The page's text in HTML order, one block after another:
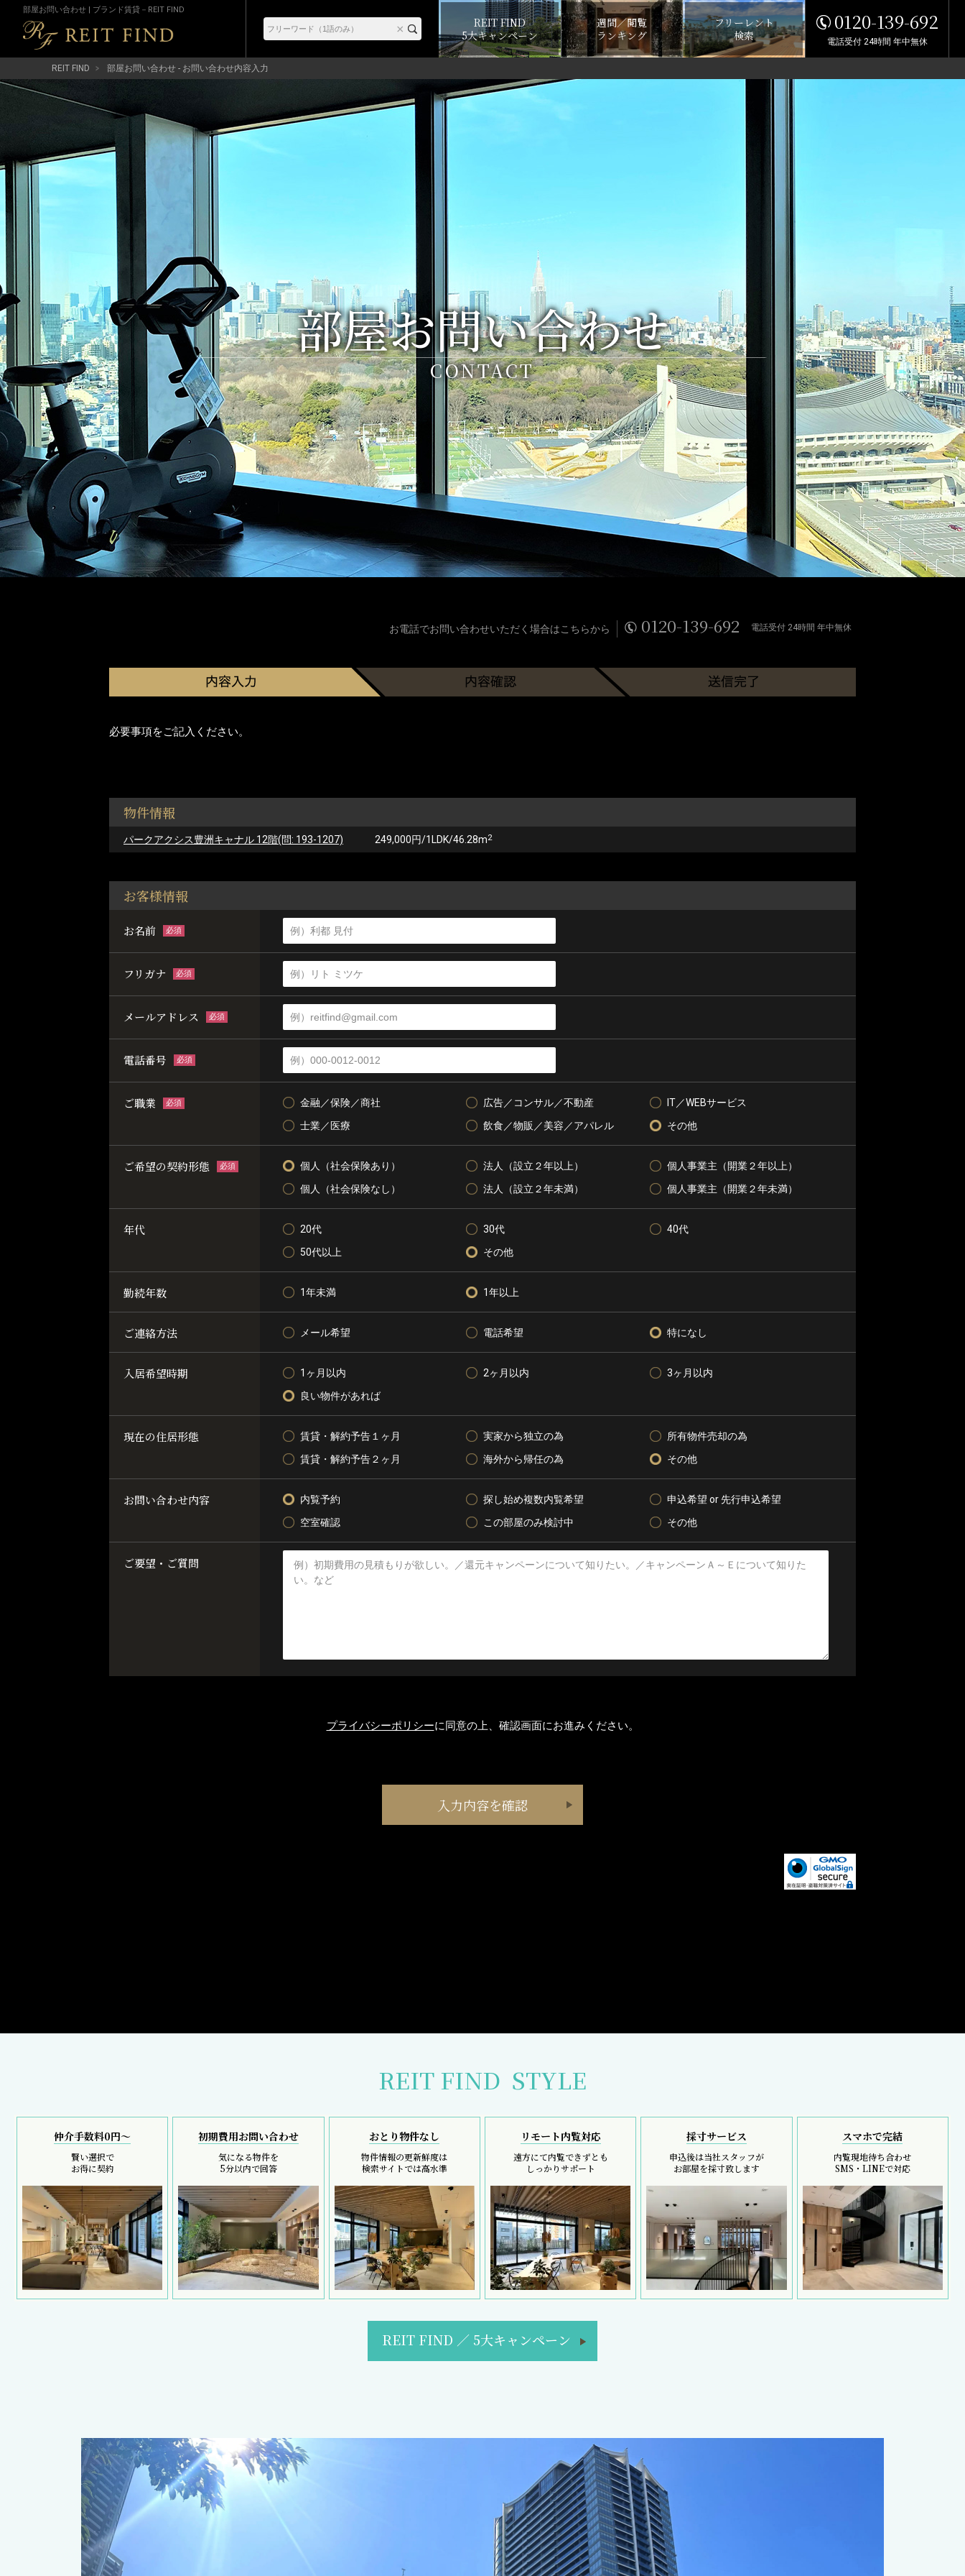
部屋お問い合わせ | ブランド賃貸－REIT FIND
REIT FIND
5大キャンペーン
週間／閲覧
ランキング
フリーレント
検索
0120-139-692
電話受付 24時間 年中無休
REIT FIND 部屋お問い合わせ - お問い合わせ内容入力
部屋お問い合わせ
CONTACT
お電話でお問い合わせいただく場合はこちらから 0120-139-692 電話受付 24時間 年中無休
必要事項をご記入ください。
物件情報
パークアクシス豊洲キャナル 12階(問: 193-1207) 249,000円/1LDK/46.28m2
お客様情報
お名前 必須
フリガナ 必須
メールアドレス 必須
電話番号 必須
ご職業 必須 金融／保険／商社 広告／コンサル／不動産
IT／WEBサービス
士業／医療
飲食／物販／美容／アパレル その他
ご希望の契約形態 必須 個人（社会保険あり） 法人（設立２年以上）
個人事業主（開業２年以上）
個人（社会保険なし）
法人（設立２年未満） 個人事業主（開業２年未満）
年代 20代 30代
40代
50代以上
その他
勤続年数 1年未満 1年以上
ご連絡方法 メール希望 電話希望 特になし
入居希望時期 1ヶ月以内 2ヶ月以内
3ヶ月以内
良い物件があれば
現在の住居形態 賃貸・解約予告１ヶ月 実家から独立の為
所有物件売却の為
賃貸・解約予告２ヶ月
海外から帰任の為 その他
お問い合わせ内容 内覧予約 探し始め複数内覧希望
申込希望 or 先行申込希望
空室確認
この部屋のみ検討中 その他
ご要望・ご質問
プライバシーポリシーに同意の上、確認画面にお進みください。
REIT FIND STYLE
仲介手数料0円～
賢い選択で
お得に契約
初期費用お問い合わせ
気になる物件を
5分以内で回答
おとり物件なし
物件情報の更新鮮度は
検索サイトでは高水準
リモート内覧対応
遠方にて内覧できずとも
しっかりサポート
採寸サービス
申込後は当社スタッフが
お部屋を採寸致します
スマホで完結
内覧現地待ち合わせ
SMS・LINEで対応
REIT FIND ／ 5大キャンペーン